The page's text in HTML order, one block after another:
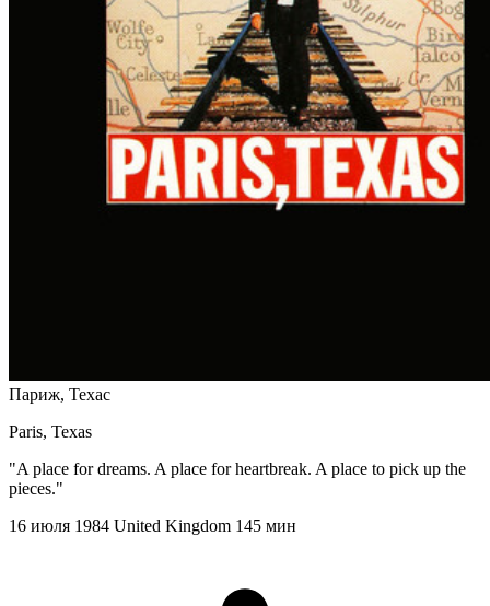
Париж, Техас
Paris, Texas
"A place for dreams. A place for heartbreak. A place to pick up the
pieces."
16 июля 1984 United Kingdom 145 мин